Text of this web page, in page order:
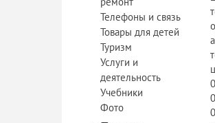
Телефоны и связь
Товары для детей
Туризм
Услуги и
деятельность
Учебники
Фото